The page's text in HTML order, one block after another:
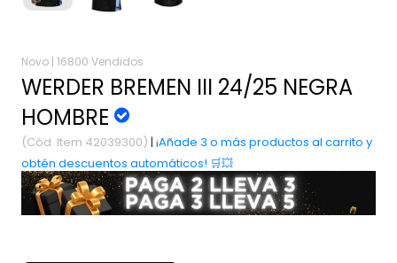
Novo | 16800 Vendidos
WERDER BREMEN III 24/25 NEGRA
HOMBRE
(Cód. Item 42039300) | ¡Añade 3 o más productos al carrito y
obtén descuentos automáticos! 🛒💥